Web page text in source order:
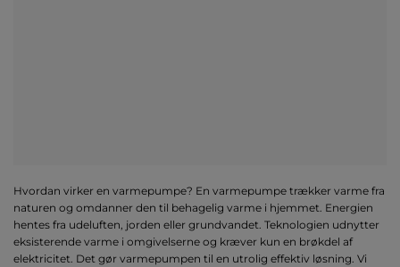
Hvordan virker en varmepumpe? En varmepumpe trækker varme fra
naturen og omdanner den til behagelig varme i hjemmet. Energien
hentes fra udeluften, jorden eller grundvandet. Teknologien udnytter
eksisterende varme i omgivelserne og kræver kun en brøkdel af
elektricitet. Det gør varmepumpen til en utrolig effektiv løsning. Vi